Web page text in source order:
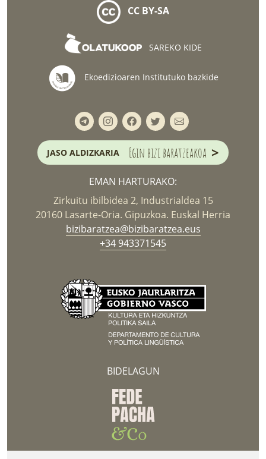
CC BY-SA
SAREKO KIDE
Ekoedizioaren Institutuko bazkide
JASO ALDIZKARIA Egin bizi baratzeakoa >
EMAN HARTURAKO:
Zirkuitu ibilbidea 2, Industrialdea 15
20160 Lasarte-Oria. Gipuzkoa. Euskal Herria
bizibaratzea@bizibaratzea.eus
+34 943371545
BIDELAGUN